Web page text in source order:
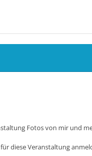
Fotos von mir und
diese Veranstaltung